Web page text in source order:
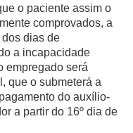
E RESULTADOS
PLR
PLR
/ ESCLARECIMENTO
DO
DA EMPREL
o paciente assim o
comprovados, a
dias de
a incapacidade
empregado será
que o submeterá a
do auxílio-
a partir do 16º dia de